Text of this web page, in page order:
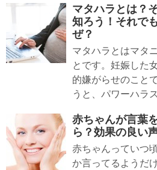
マタハラとは？
知ろう！それで
ぜ？
マタハラとはマタ
とです。妊娠した
的嫌がらせのこと
うと、パワーハラ
赤ちゃんが言葉
ら？効果の良い
赤ちゃんっていつ
か言ってるようだ